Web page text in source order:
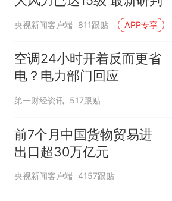
央视新闻客户端 811跟贴 APP专享
空调24小时开着反而更省
电？电力部门回应
第一财经资讯 517跟贴
前7个月中国货物贸易进
出口超30万亿元
央视新闻客户端 4157跟贴